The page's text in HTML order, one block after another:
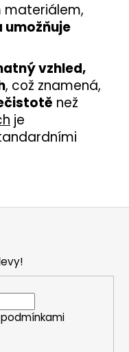
materiálem,
umožňuje
vzhled,
, což znamená,
než
je
podmínkami